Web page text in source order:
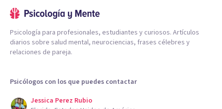
Psicología para profesionales, estudiantes y curiosos. Artículos
diarios sobre salud mental, neurociencias, frases célebres y
relaciones de pareja.
Psicólogos con los que puedes contactar
Jessica Perez Rubio